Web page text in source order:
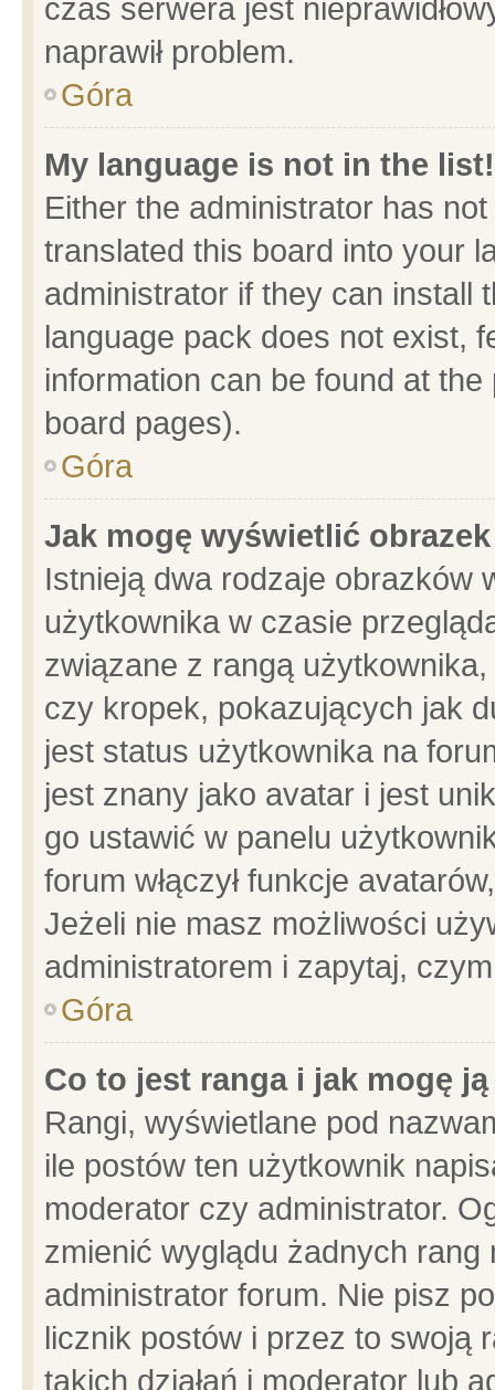
czas serwera jest
naprawił problem.
Góra
My language is not in the list!
Either the administrator has
translated this board into your
administrator if they can install
language pack does not exist,
information can be found at
board pages).
Góra
Jak mogę wyświetlić
Istnieją dwa rodzaje obrazków
użytkownika w czasie
związane z rangą
czy kropek, pokazujących jak
jest status użytkownika na
jest znany jako avatar i jest
go ustawić w panelu
forum włączył funkcje
Jeżeli nie masz możliwości
administratorem i zapytaj,
Góra
Co to jest ranga i jak mogę
Rangi, wyświetlane pod
ile postów ten użytkownik
moderator czy administrator.
zmienić wyglądu żadnych
administrator forum. Nie pisz
licznik postów i przez to swoją
takich działań i moderator lub